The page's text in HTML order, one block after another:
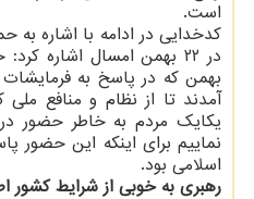
است.
کدخدایی در ادامه با اشاره به
بهمن که در پاسخ به
آمدند تا از نظام و منافع
نماییم برای اینکه این حضور
اسلامی بود.
رهبری به خوبی از شرایط کشور